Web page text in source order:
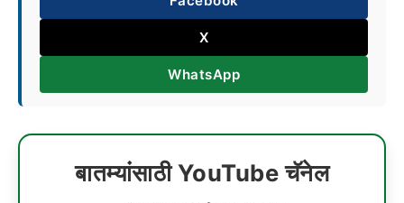
X
WhatsApp
बातम्यांसाठी YouTube चॅनेल